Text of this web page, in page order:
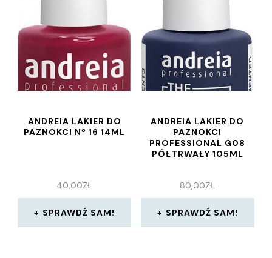
ANDREIA LAKIER DO
PAZNOKCI Nº 16 14ML
40,00ZŁ
SPRAWDŹ SAM!
ANDREIA LAKIER DO
PAZNOKCI
PROFESSIONAL G08
PÓŁTRWAŁY 105ML
80,00ZŁ
SPRAWDŹ SAM!